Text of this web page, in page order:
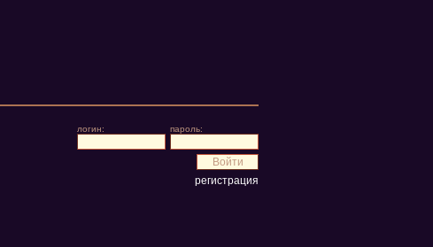
пароль:
логин:
регистрация